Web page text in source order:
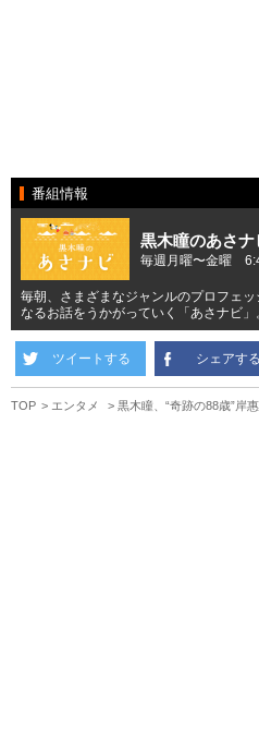
番組情報
黒木瞳のあさナ
毎週月曜〜金曜
毎朝、さまざまなジャンルのプロフェ
なるお話をうかがっていく「あさナビ
ツイートする シェアする
TOP エンタメ 黒木瞳、“奇跡の88歳”岸